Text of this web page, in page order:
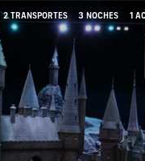
2 TRANSPORTES 3 NOCHES 1